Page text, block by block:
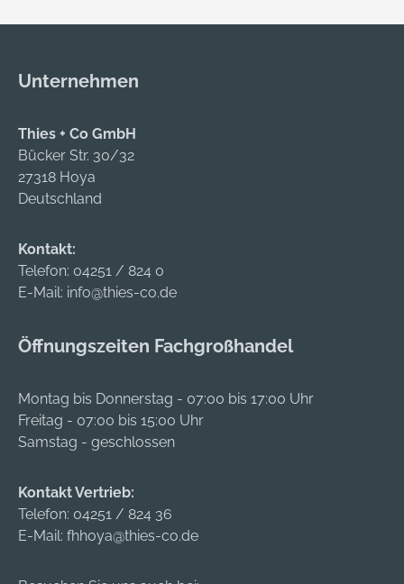
Unternehmen
Thies + Co GmbH
Bücker Str. 30/32
27318 Hoya
Deutschland
Kontakt:
Telefon: 04251 / 824 0
E-Mail: info@thies-co.de
Öffnungszeiten Fachgroßhandel
Montag bis Donnerstag - 07:00 bis 17:00 Uhr
Freitag - 07:00 bis 15:00 Uhr
Samstag - geschlossen
Kontakt Vertrieb:
Telefon: 04251 / 824 36
E-Mail: fhhoya@thies-co.de